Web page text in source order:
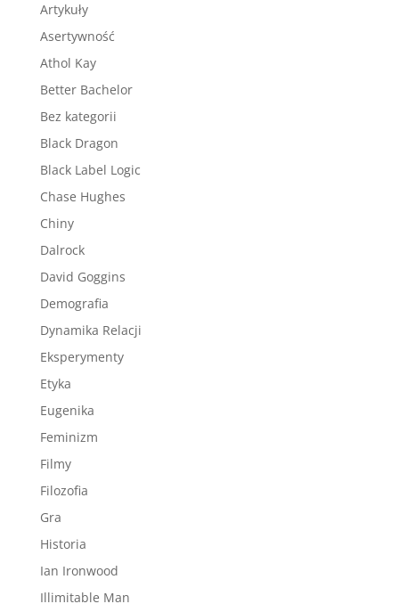
Artykuły
Asertywność
Athol Kay
Better Bachelor
Bez kategorii
Black Dragon
Black Label Logic
Chase Hughes
Chiny
Dalrock
David Goggins
Demografia
Dynamika Relacji
Eksperymenty
Etyka
Eugenika
Feminizm
Filmy
Filozofia
Gra
Historia
Ian Ironwood
Illimitable Man